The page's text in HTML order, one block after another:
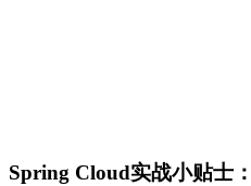
Spring Cloud实战小贴士